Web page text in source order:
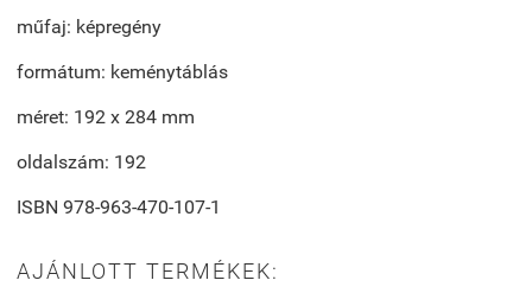
műfaj: képregény
formátum: keménytáblás
méret: 192 x 284 mm
oldalszám: 192
ISBN 978-963-470-107-1
AJÁNLOTT TERMÉKEK: